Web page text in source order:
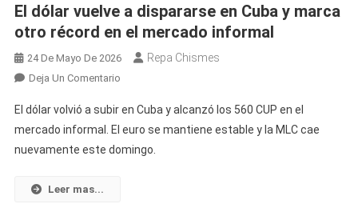
El dólar vuelve a dispararse en Cuba y marca
otro récord en el mercado informal
24 De Mayo De 2026 Repa Chismes
Deja Un ComentarioEn
Dólar
Vuelve
A
El dólar volvió a subir en Cuba y alcanzó los 560 CUP en el
mercado informal. El euro se mantiene estable y la MLC cae
nuevamente este domingo.
Leer mas...